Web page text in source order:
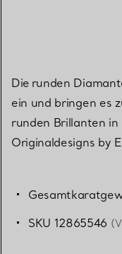
Die runden
ein und bringen es
runden Brillanten
Originaldesigns by
SKU 12865546